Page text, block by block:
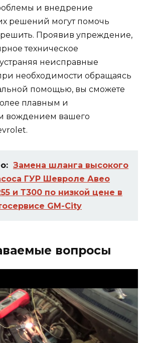
и внедрение
решений могут помочь
Проявив упреждение,
техническое
неисправные
необходимости обращаясь
помощью, вы сможете
плавным и
вождением вашего
Замена шланга высокого
ГУР Шевроле Авео
и Т300 по низкой цене в
GM-City
вопросы